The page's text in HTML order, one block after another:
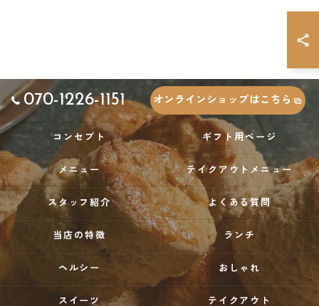
070-1226-1151 オンラインショップはこちら
コンセプト ギフト用ページ
メニュー テイクアウトメニュー
スタッフ紹介 よくある質問
当店の特徴 ランチ
ヘルシー おしゃれ
スイーツ テイクアウト